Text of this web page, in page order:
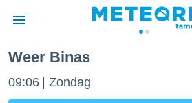
Weer Binas
09:06 Zondag